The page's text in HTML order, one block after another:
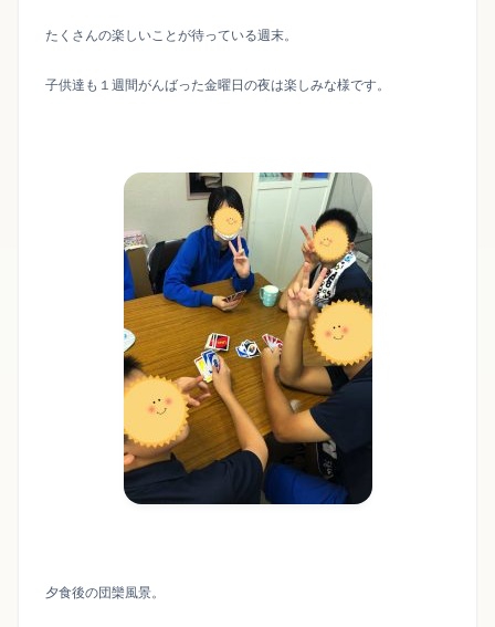
たくさんの楽しいことが待っている週末。
子供達も１週間がんばった金曜日の夜は楽しみな様です。
夕食後の団欒風景。